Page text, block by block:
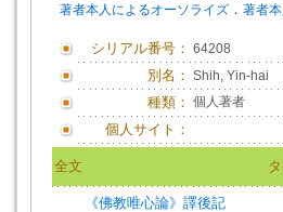
著者本人によるオーソライズ ． 著者
シリアル番号： 64208
別名： Shih, Yin-hai
種類： 個人著者
個人サイト：
全文
《佛教唯心論》譯後記